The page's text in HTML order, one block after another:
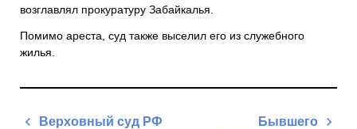
возглавлял прокуратуру Забайкалья.
Помимо ареста, суд также выселил его из служебного
жилья.
Навигация
Верховный суд РФ
Бывшего